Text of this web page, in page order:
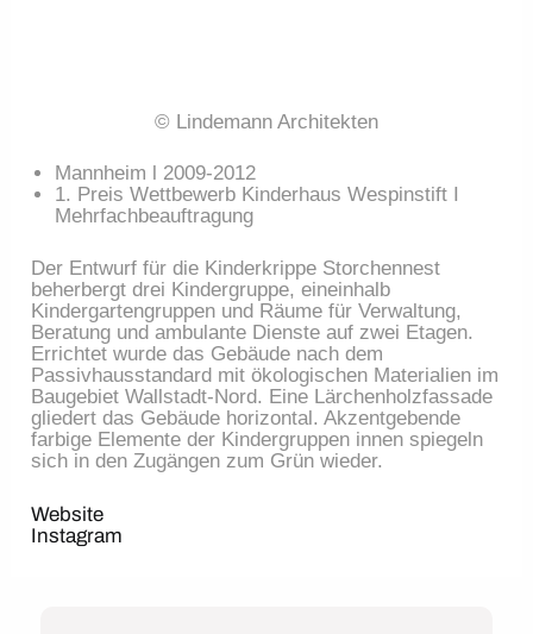
© Lindemann Architekten
Mannheim l 2009-2012
1. Preis Wettbewerb Kinderhaus Wespinstift I
Mehrfachbeauftragung
Der Entwurf für die Kinderkrippe Storchennest
beherbergt drei Kindergruppe, eineinhalb
Kindergartengruppen und Räume für Verwaltung,
Beratung und ambulante Dienste auf zwei Etagen.
Errichtet wurde das Gebäude nach dem
Passivhausstandard mit ökologischen Materialien im
Baugebiet Wallstadt-Nord. Eine Lärchenholzfassade
gliedert das Gebäude horizontal. Akzentgebende
farbige Elemente der Kindergruppen innen spiegeln
sich in den Zugängen zum Grün wieder.
Website
Instagram